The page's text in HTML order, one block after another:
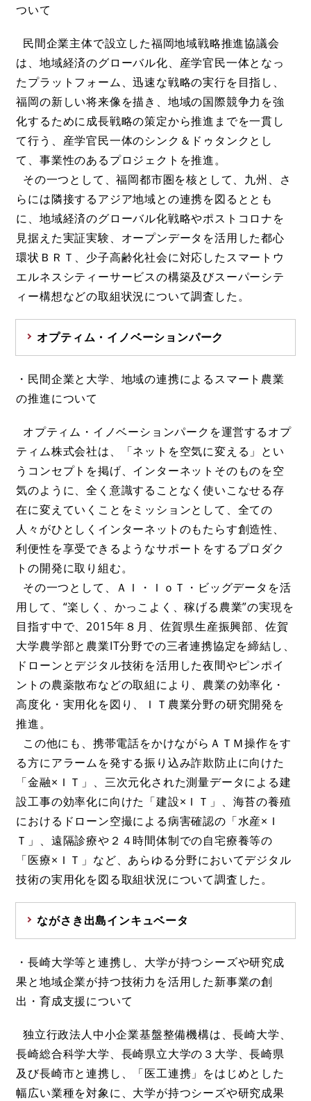
ついて
民間企業主体で設立した福岡地域戦略推進協議会
は、地域経済のグローバル化、産学官民一体となっ
たプラットフォーム、迅速な戦略の実行を目指し、
福岡の新しい将来像を描き、地域の国際競争力を強
化するために成長戦略の策定から推進までを一貫し
て行う、産学官民一体のシンク＆ドゥタンクとし
て、事業性のあるプロジェクトを推進。
その一つとして、福岡都市圏を核として、九州、さ
らには隣接するアジア地域との連携を図るととも
に、地域経済のグローバル化戦略やポストコロナを
見据えた実証実験、オープンデータを活用した都心
環状ＢＲＴ、少子高齢化社会に対応したスマートウ
エルネスシティーサービスの構築及びスーパーシテ
ィー構想などの取組状況について調査した。
オプティム・イノベーションパーク
・民間企業と大学、地域の連携によるスマート農業
の推進について
オプティム・イノベーションパークを運営するオプ
ティム株式会社は、「ネットを空気に変える」とい
うコンセプトを掲げ、インターネットそのものを空
気のように、全く意識することなく使いこなせる存
在に変えていくことをミッションとして、全ての
人々がひとしくインターネットのもたらす創造性、
利便性を享受できるようなサポートをするプロダク
トの開発に取り組む。
その一つとして、ＡＩ・ＩｏＴ・ビッグデータを活
用して、“楽しく、かっこよく、稼げる農業”の実現を
目指す中で、2015年８月、佐賀県生産振興部、佐賀
大学農学部と農業IT分野での三者連携協定を締結し、
ドローンとデジタル技術を活用した夜間やピンポイ
ントの農薬散布などの取組により、農業の効率化・
高度化・実用化を図り、ＩＴ農業分野の研究開発を
推進。
この他にも、携帯電話をかけながらＡＴＭ操作をす
る方にアラームを発する振り込み詐欺防止に向けた
「金融×ＩＴ」、三次元化された測量データによる建
設工事の効率化に向けた「建設×ＩＴ」、海苔の養殖
におけるドローン空撮による病害確認の「水産×Ｉ
Ｔ」、遠隔診療や２４時間体制での自宅療養等の
「医療×ＩＴ」など、あらゆる分野においてデジタル
技術の実用化を図る取組状況について調査した。
ながさき出島インキュベータ
・長崎大学等と連携し、大学が持つシーズや研究成
果と地域企業が持つ技術力を活用した新事業の創
出・育成支援について
独立行政法人中小企業基盤整備機構は、長崎大学、
長崎総合科学大学、長崎県立大学の３大学、長崎県
及び長崎市と連携し、「医工連携」をはじめとした
幅広い業種を対象に、大学が持つシーズや研究成果